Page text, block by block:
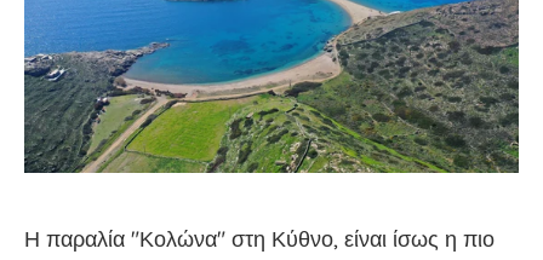
Η παραλία "Κολώνα" στη Κύθνο, είναι ίσως η πιο